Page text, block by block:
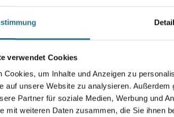
verwendet Cookies
Cookies, um Inhalte und Anzeigen zu
auf unsere Website zu analysieren.
Partner für soziale Medien, Werbung und
mit weiteren Daten zusammen, die Sie ihnen